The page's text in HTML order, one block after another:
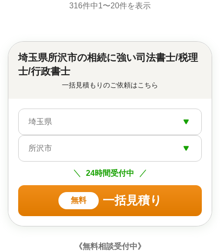
316件中1〜20件を表示
埼玉県所沢市の相続に強い司法書士/税理
士/行政書士
一括見積もりのご依頼はこちら
埼玉県
所沢市
24時間受付中
無料 一括見積り
《無料相談受付中》